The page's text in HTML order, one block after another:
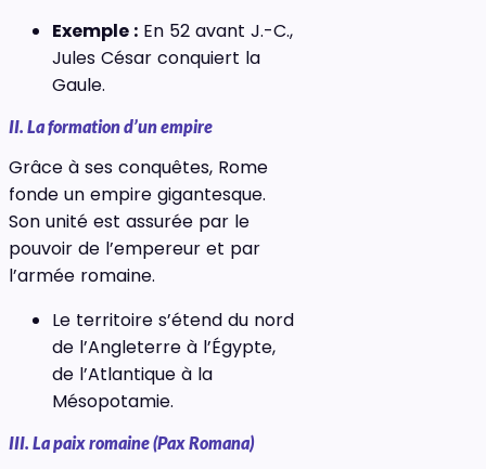
Exemple : En 52 avant J.-C.,
Jules César conquiert la
Gaule.
II. La formation d’un empire
Grâce à ses conquêtes, Rome
fonde un empire gigantesque.
Son unité est assurée par le
pouvoir de l’empereur et par
l’armée romaine.
Le territoire s’étend du nord
de l’Angleterre à l’Égypte,
de l’Atlantique à la
Mésopotamie.
III. La paix romaine (Pax Romana)